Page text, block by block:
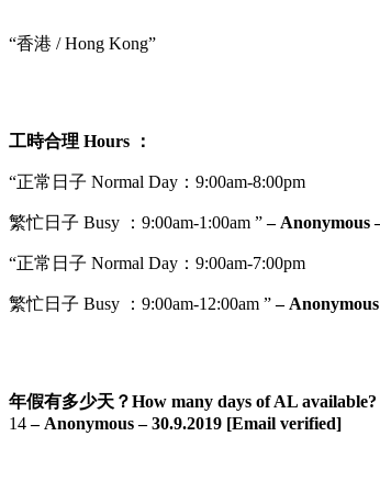
“香港 / Hong Kong”
工時合理 Hours ：
“正常日子 Normal Day：9:00am-8:00pm
繁忙日子 Busy ：9:00am-1:00am ”– Anonymous
“正常日子 Normal Day：9:00am-7:00pm
繁忙日子 Busy ：9:00am-12:00am ”–
年假有多少天？How many days of AL available?
14– Anonymous – 30.9.2019 [Email verified]